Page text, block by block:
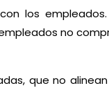
con los
no
que no